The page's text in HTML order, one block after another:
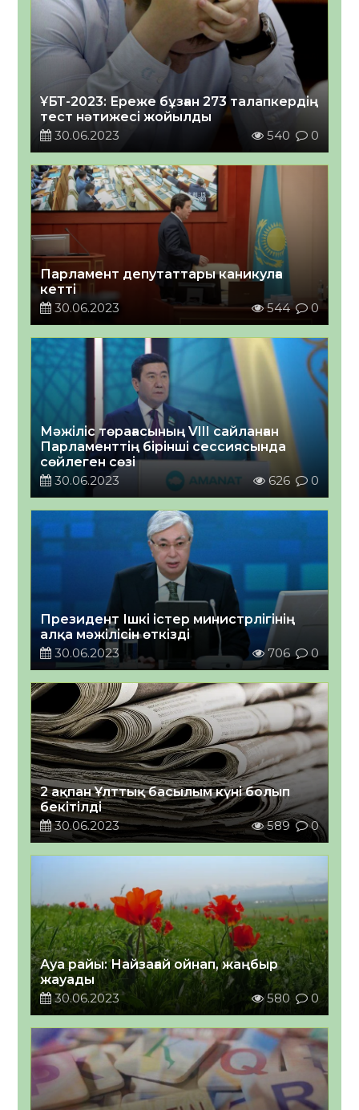
ҰБТ-2023: Ереже бұзған 273 талапкердің
тест нәтижесі жойылды
30.06.2023
540 0
Парламент депутаттары каникулға
кетті
30.06.2023
544 0
Мәжіліс төрағасының VIII сайланған
Парламенттің бірінші сессиясында
сөйлеген сөзі
30.06.2023
626 0
Президент Ішкі істер министрлігінің
алқа мәжілісін өткізді
30.06.2023
706 0
2 ақпан Ұлттық басылым күні болып
бекітілді
30.06.2023
589 0
Ауа райы: Найзағай ойнап, жаңбыр
жауады
30.06.2023
580 0